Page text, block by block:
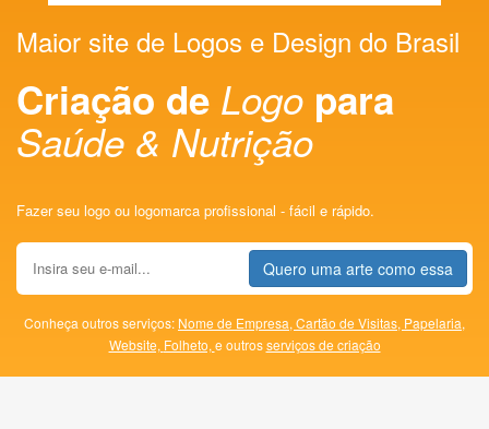
Maior site de Logos e Design do Brasil
Criação de Logo para
Saúde & Nutrição
Fazer seu logo ou logomarca profissional - fácil e rápido.
Quero uma arte como essa
Conheça outros serviços: Nome de Empresa, Cartão de Visitas, Papelaria,
Website, Folheto, e outrosserviços de criação